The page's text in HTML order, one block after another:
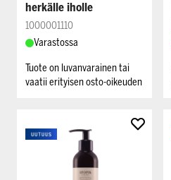
herkälle iholle
1000001110
Varastossa
Tuote on luvanvarainen tai
vaatii erityisen osto-oikeuden